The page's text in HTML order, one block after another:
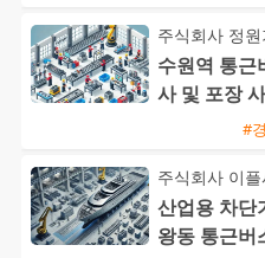
주식회사 정원
수원역 통근
사 및 포장
#
주식회사 이플
산업용 차단
왕동 통근버